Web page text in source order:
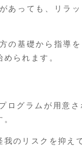
あっても、リラッ
の基礎から指導を
られます。
ログラムが用意
のリスクを抑え